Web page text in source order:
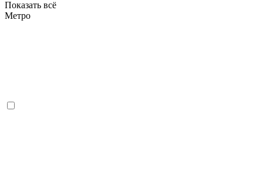
Показать всё
Метро